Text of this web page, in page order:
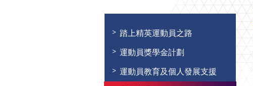
踏上精英運動員之路
運動員獎學金計劃
運動員教育及個人發展支援